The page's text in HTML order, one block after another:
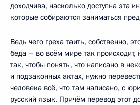
доходчива, насколько доступна эта
которые собираются заниматься
Ведь чего греха таить, собственно,
беда – во всём мире так происходит,
так, чтобы понять, что написано в
и подзаконных актах, нужно
человека всё, что там написано, с
русский язык. Причём перевод этот